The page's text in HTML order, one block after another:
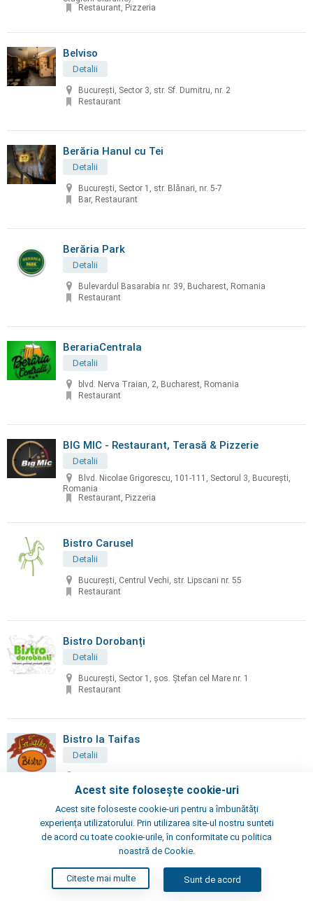
Restaurant, Pizzeria
Belviso
Detalii
București, Sector 3, str. Sf. Dumitru, nr. 2
Restaurant
Berăria Hanul cu Tei
Detalii
București, Sector 1, str. Blănari, nr. 5-7
Bar, Restaurant
Berăria Park
Detalii
Bulevardul Basarabia nr. 39, Bucharest, Romania
Restaurant
BerariaCentrala
Detalii
blvd. Nerva Traian, 2, Bucharest, Romania
Restaurant
BIG MIC - Restaurant, Terasă & Pizzerie
Detalii
Blvd. Nicolae Grigorescu, 101-111, Sectorul 3, Bucureşti,
Romania
Restaurant, Pizzeria
Bistro Carusel
Detalii
București, Centrul Vechi, str. Lipscani nr. 55
Restaurant
Bistro Dorobanți
Detalii
București, Sector 1, șos. Ștefan cel Mare nr. 1
Restaurant
Bistro la Taifas
Detalii
Restaurant
Bistro Tormen
București, Sector 5, bd. Regina Elisabeta, nr. 29-31
Restaurant
Acest site folosește cookie-uri
Acest site foloseste cookie-uri pentru a îmbunătăți
experiența utilizatorului. Prin utilizarea site-ul nostru sunteti
de acord cu toate cookie-urile, în conformitate cu politica
noastră de Cookie.
Citeste mai multe Sunt de acord